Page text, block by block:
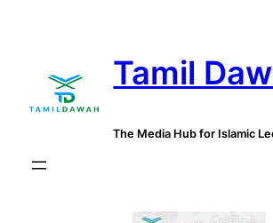
Tamil
The Media Hub for Islamic